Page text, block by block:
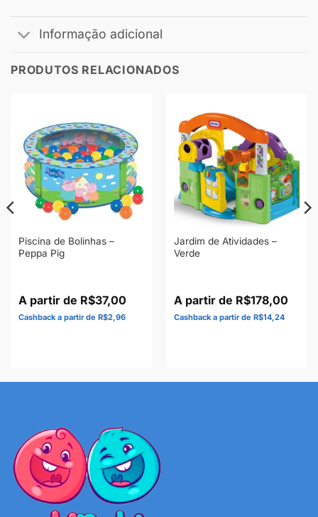
Informação adicional
PRODUTOS RELACIONADOS
Piscina de Bolinhas –
Peppa Pig
R$37,00
R$2,96
Jardim de Atividades –
Verde
R$178,00
R$14,24